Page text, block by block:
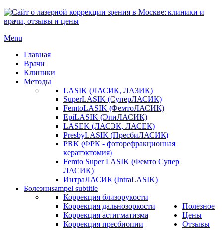
Menu
Главная
Врачи
Клиники
Методы
LASIK (ЛАСИК, ЛАЗИК)
SuperLASIK (СуперЛАСИК)
FemtoLASIK (ФемтоЛАСИК)
EpiLASIK (ЭпиЛАСИК)
LASEK (ЛАСЭК, ЛАСЕК)
PresbyLASIK (ПресбиЛАСИК)
PRK (ФРК - фоторефракционная
кератэктомия)
Femto Super LASIK (Фемто Супер
ЛАСИК)
ИнтраЛАСИК (IntraLASIK)
Болезниsampel subtitle
Коррекция близорукости
Коррекция дальнозоркости
Коррекция астигматизма
Коррекция пресбиопии
Полезное
Цены
Отзывы